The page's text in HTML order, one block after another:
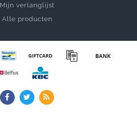
Mijn verlanglijst
Alle producten